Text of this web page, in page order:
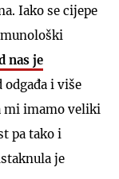
Iako se cijepe
nas je
odgađa i više
mi imamo veliki
pa tako i
je